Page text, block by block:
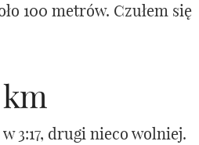
100 metrów. Czułem się
km
3:17, drugi nieco wolniej.